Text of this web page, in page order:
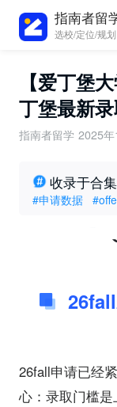
指南者留
选校/定位/规
【爱丁堡
丁堡最新
指南者留学 2025
收录于合集
#申请数据
26fall申请已经
心：录取门槛